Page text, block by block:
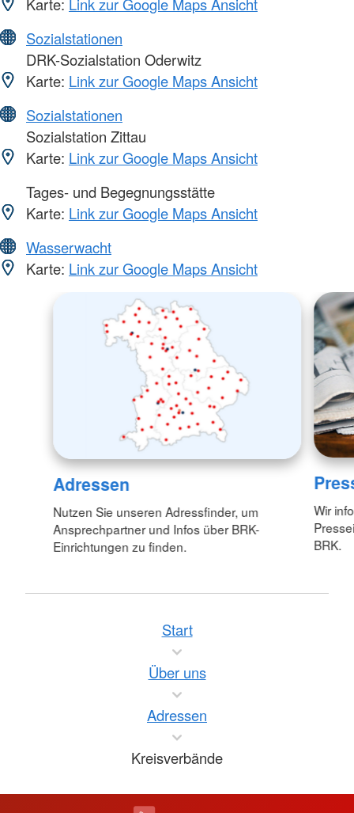
Karte: Link zur Google Maps Ansicht
Sozialstationen
DRK-Sozialstation Oderwitz
Karte: Link zur Google Maps Ansicht
Sozialstationen
Sozialstation Zittau
Karte: Link zur Google Maps Ansicht
Tages- und Begegnungsstätte
Karte: Link zur Google Maps Ansicht
Wasserwacht
Karte: Link zur Google Maps Ansicht
Adressen
Nutzen Sie unseren Adressfinder, um
Ansprechpartner und Infos über BRK-
Einrichtungen zu finden.
Wir
BRK.
Start
Über uns
Adressen
Kreisverbände